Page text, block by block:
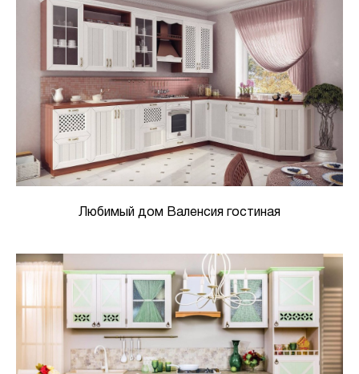
Любимый дом Валенсия гостиная